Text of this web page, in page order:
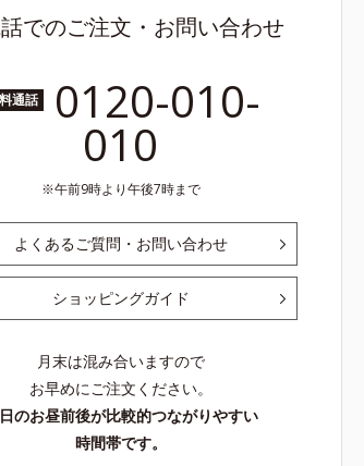
でのご注文・お問い合わせ
通話 0120-010-
010
午前9時より午後7時まで
よくあるご質問・お問い合わせ
ショッピングガイド
月末は混み合いますので
お早めにご注文ください。
のお昼前後が比較的つながりやすい
時間帯です。